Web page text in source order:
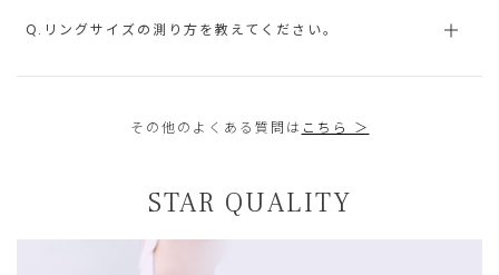
Q.リングサイズの測り方を教えてください。
その他のよくある質問は こちら ＞
STAR QUALITY